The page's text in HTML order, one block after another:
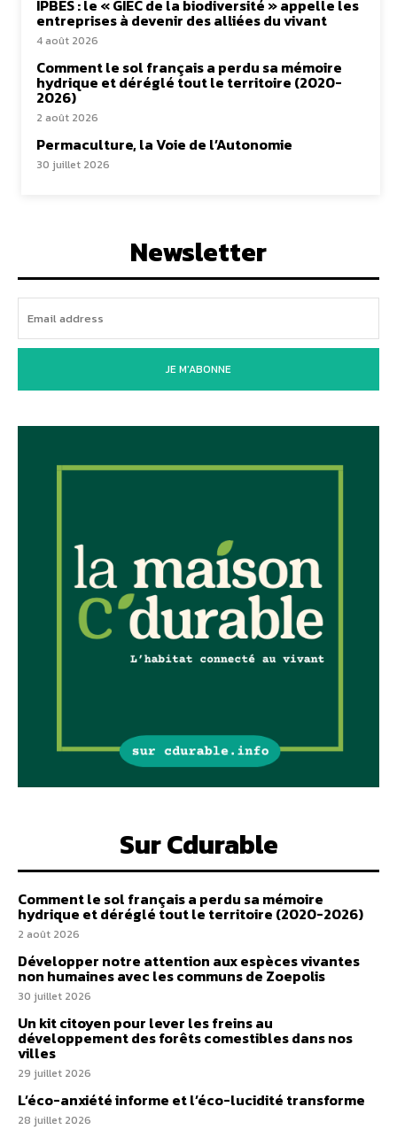
IPBES : le « GIEC de la biodiversité » appelle les
entreprises à devenir des alliées du vivant
4 août 2026
Comment le sol français a perdu sa mémoire
hydrique et déréglé tout le territoire (2020-
2026)
2 août 2026
Permaculture, la Voie de l’Autonomie
30 juillet 2026
Newsletter
JE M'ABONNE
Sur Cdurable
Comment le sol français a perdu sa mémoire
hydrique et déréglé tout le territoire (2020-2026)
2 août 2026
Développer notre attention aux espèces vivantes
non humaines avec les communs de Zoepolis
30 juillet 2026
Un kit citoyen pour lever les freins au
développement des forêts comestibles dans nos
villes
29 juillet 2026
L’éco-anxiété informe et l’éco-lucidité transforme
28 juillet 2026